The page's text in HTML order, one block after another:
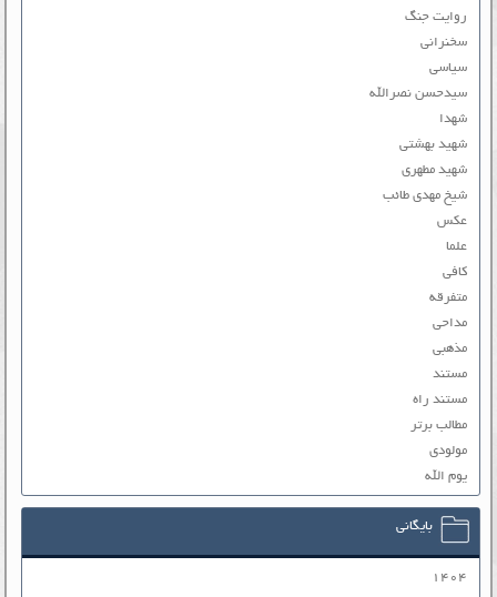
روایت جنگ
سخنرانی
سیاسی
سیدحسن نصرالله
شهدا
شهید بهشتی
شهید مطهری
شیخ مهدی طائب
عکس
علما
کافی
متفرقه
مداحی
مذهبی
مستند
مستند راه
مطالب برتر
مولودی
یوم الله
بایگانی
۱۴۰۴